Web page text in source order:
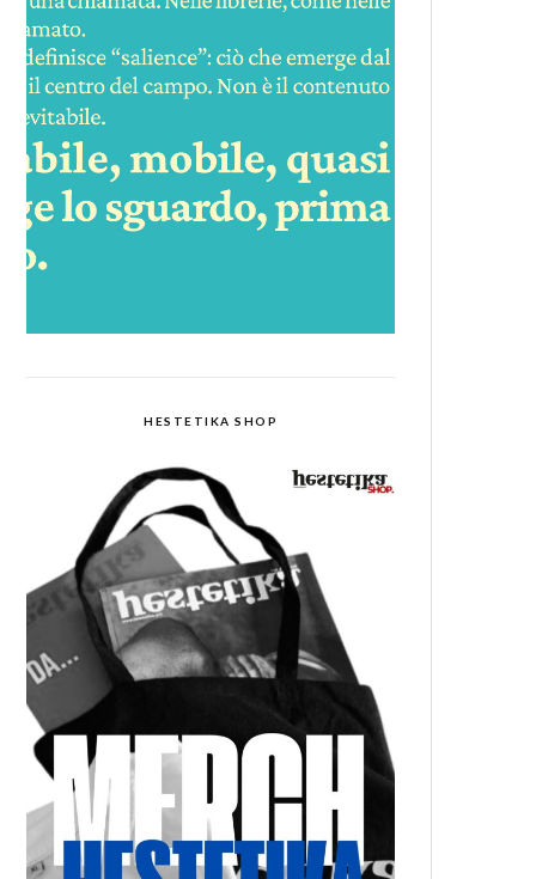
HESTETIKA SHOP